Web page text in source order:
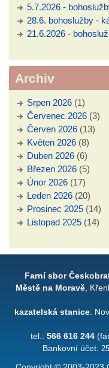
5.7.2026 -
28.6. bohoslužby -
21.6.2026 -
Archiv
Srpen 2026 (1)
Červenec 2026 (3)
Červen 2026 (13)
Květen 2026 (8)
Duben 2026 (6)
Březen 2026 (5)
Únor 2026 (17)
Leden 2026 (20)
Prosinec 2025 (14)
Listopad 2025 (14)
Farní sbor
Městě na Moravě ,
kazatelská stanice:
tel.: 566 616 244
Bankovní účet: